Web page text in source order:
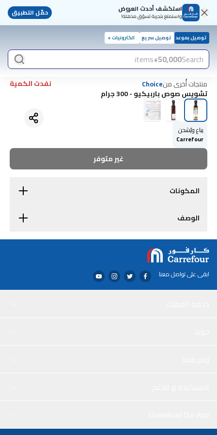
استكشف أحدث العروض
واستمتع بتجربة تسوّق مذهلة! حمّل التطبيق
توصيل بموعد توصيل سريع الكترونيات +
Search
50,000+
items
منتجات أُخرى منChoice
نفدت الكمية
تشويس صوص باربيكيو - 300 جرام
يباع ويُشحن
Carrefour
غير متوفر
المكونات
الوصف
ابقى على تواصل معنا